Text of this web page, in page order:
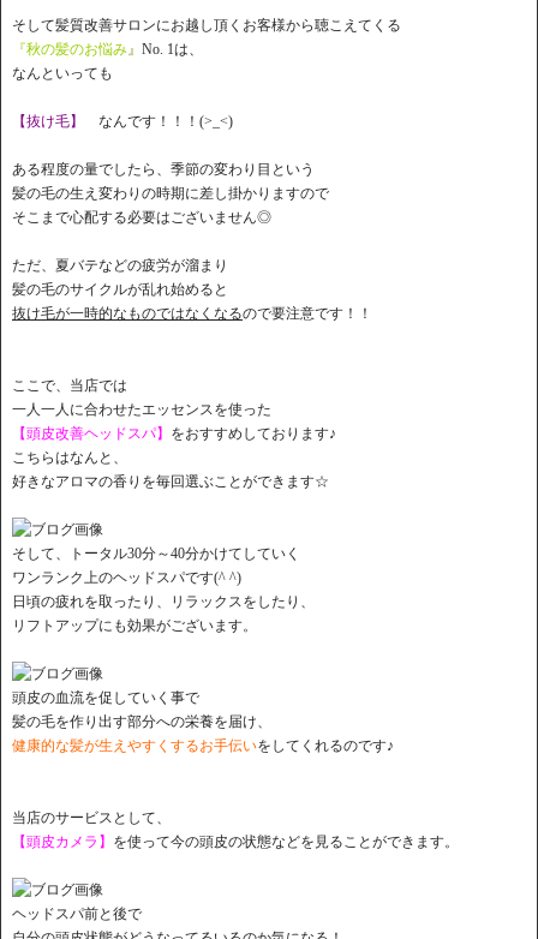
そして髪質改善サロンにお越し頂くお客様から聴こえてくる
『秋の髪のお悩み 』 No. 1は、
なんといっても
【抜け毛】 なんです！！！(>_<)
ある程度の量でしたら、季節の変わり目という
髪の毛の生え変わりの時期に差し掛かりますので
そこまで心配する必要はございません◎
ただ、夏バテなどの疲労が溜まり
髪の毛のサイクルが乱れ始めると
抜け毛が一時的なものではなくなるので要注意です！！
ここで、当店では
一人一人に合わせたエッセンスを使った
【頭皮改善ヘッドスパ】 をおすすめしております♪
こちらはなんと、
好きなアロマの香りを毎回選ぶことができます☆
そして、トータル30分～40分かけてしていく
ワンランク上のヘッドスパです(^ ^)
日頃の疲れを取ったり、リラックスをしたり、
リフトアップにも効果がございます。
頭皮の血流を促していく事で
髪の毛を作り出す部分への栄養を届け、
健康的な髪が生えやすくするお手伝いをしてくれるのです♪
当店のサービスとして、
【頭皮カメラ】 を使って今の頭皮の状態などを見ることができます。
ヘッドスパ前と後で